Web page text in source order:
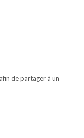
de partager à un